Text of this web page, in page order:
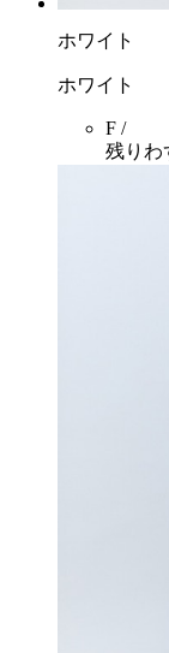
ホワイト
ホワイト
F /
残りわ